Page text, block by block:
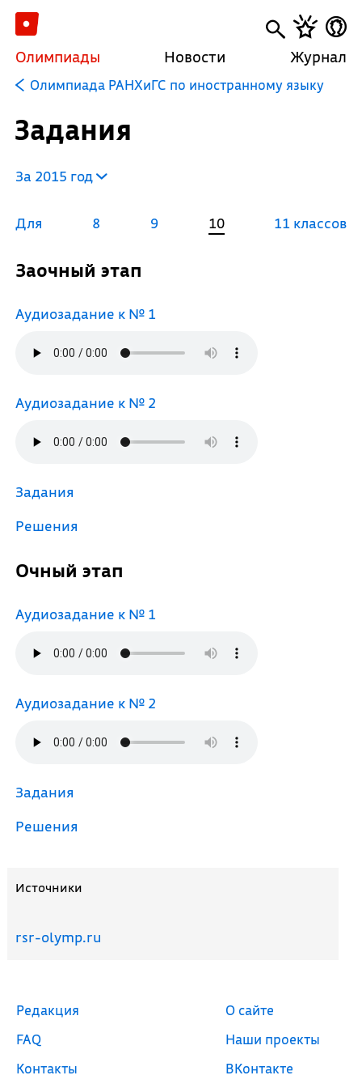
Олимпиады Новости Журнал
Олимпиада РАНХиГС по иностранному языку
Задания
За 2015 год
Для 8 9 10 11 классов
Заочный этап
Аудиозадание к № 1
Аудиозадание к № 2
Задания
Решения
Очный этап
Аудиозадание к № 1
Аудиозадание к № 2
Задания
Решения
Источники
rsr-olymp.ru
Редакция
FAQ
Контакты
О сайте
Наши проекты
ВКонтакте